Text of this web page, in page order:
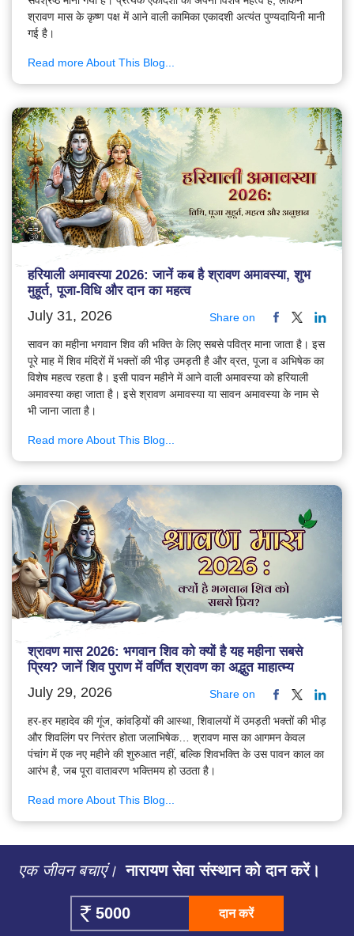
श्रावण मास के कृष्ण पक्ष में आने वाली कामिका एकादशी अत्यंत पुण्यदायिनी मानी
गई है।
Read more About This Blog...
हरियाली अमावस्या 2026: जानें कब है श्रावण अमावस्या, शुभ
मुहूर्त, पूजा-विधि और दान का महत्व
July 31, 2026 Share on
सावन का महीना भगवान शिव की भक्ति के लिए सबसे पवित्र माना जाता है। इस
पूरे माह में शिव मंदिरों में भक्तों की भीड़ उमड़ती है और व्रत, पूजा व अभिषेक का
विशेष महत्व रहता है। इसी पावन महीने में आने वाली अमावस्या को हरियाली
अमावस्या कहा जाता है। इसे श्रावण अमावस्या या सावन अमावस्या के नाम से
भी जाना जाता है।
Read more About This Blog...
श्रावण मास 2026: भगवान शिव को क्यों है यह महीना सबसे
प्रिय? जानें शिव पुराण में वर्णित श्रावण का अद्भुत माहात्म्य
July 29, 2026 Share on
हर-हर महादेव की गूंज, कांवड़ियों की आस्था, शिवालयों में उमड़ती भक्तों की भीड़
और शिवलिंग पर निरंतर होता जलाभिषेक… श्रावण मास का आगमन केवल
पंचांग में एक नए महीने की शुरुआत नहीं, बल्कि शिवभक्ति के उस पावन काल का
आरंभ है, जब पूरा वातावरण भक्तिमय हो उठता है।
Read more About This Blog...
एक जीवन बचाएं। नारायण सेवा संस्थान को दान करें।
दान करें